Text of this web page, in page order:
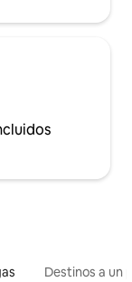
Destinos a un